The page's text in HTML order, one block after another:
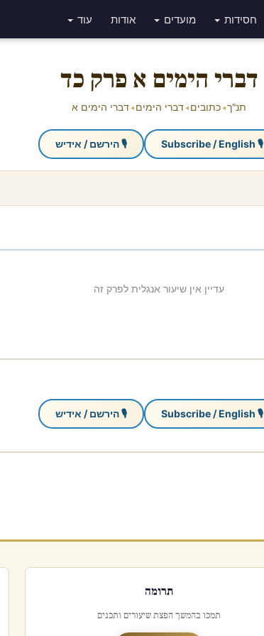
חסידות מועדים אודות עוד
דברי הימים א פרק כד
תנ"ך◂כתובים ◂דברי הימים ◂דברי הימים א
🎙 Subscribe / English 🎙 הירשם / אידיש
עדיין אין שיעור אנגלית לפרק זה
🎙 Subscribe / English 🎙 הירשם / אידיש
תרומה
תמכו בהמשך הפצת שיעורים ותכנים